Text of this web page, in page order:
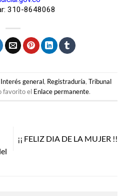
310-8648068
Interés general, Registraduría, Tribunal
favorito el Enlace permanente.
¡¡ FELIZ DIA DE LA MUJER !!